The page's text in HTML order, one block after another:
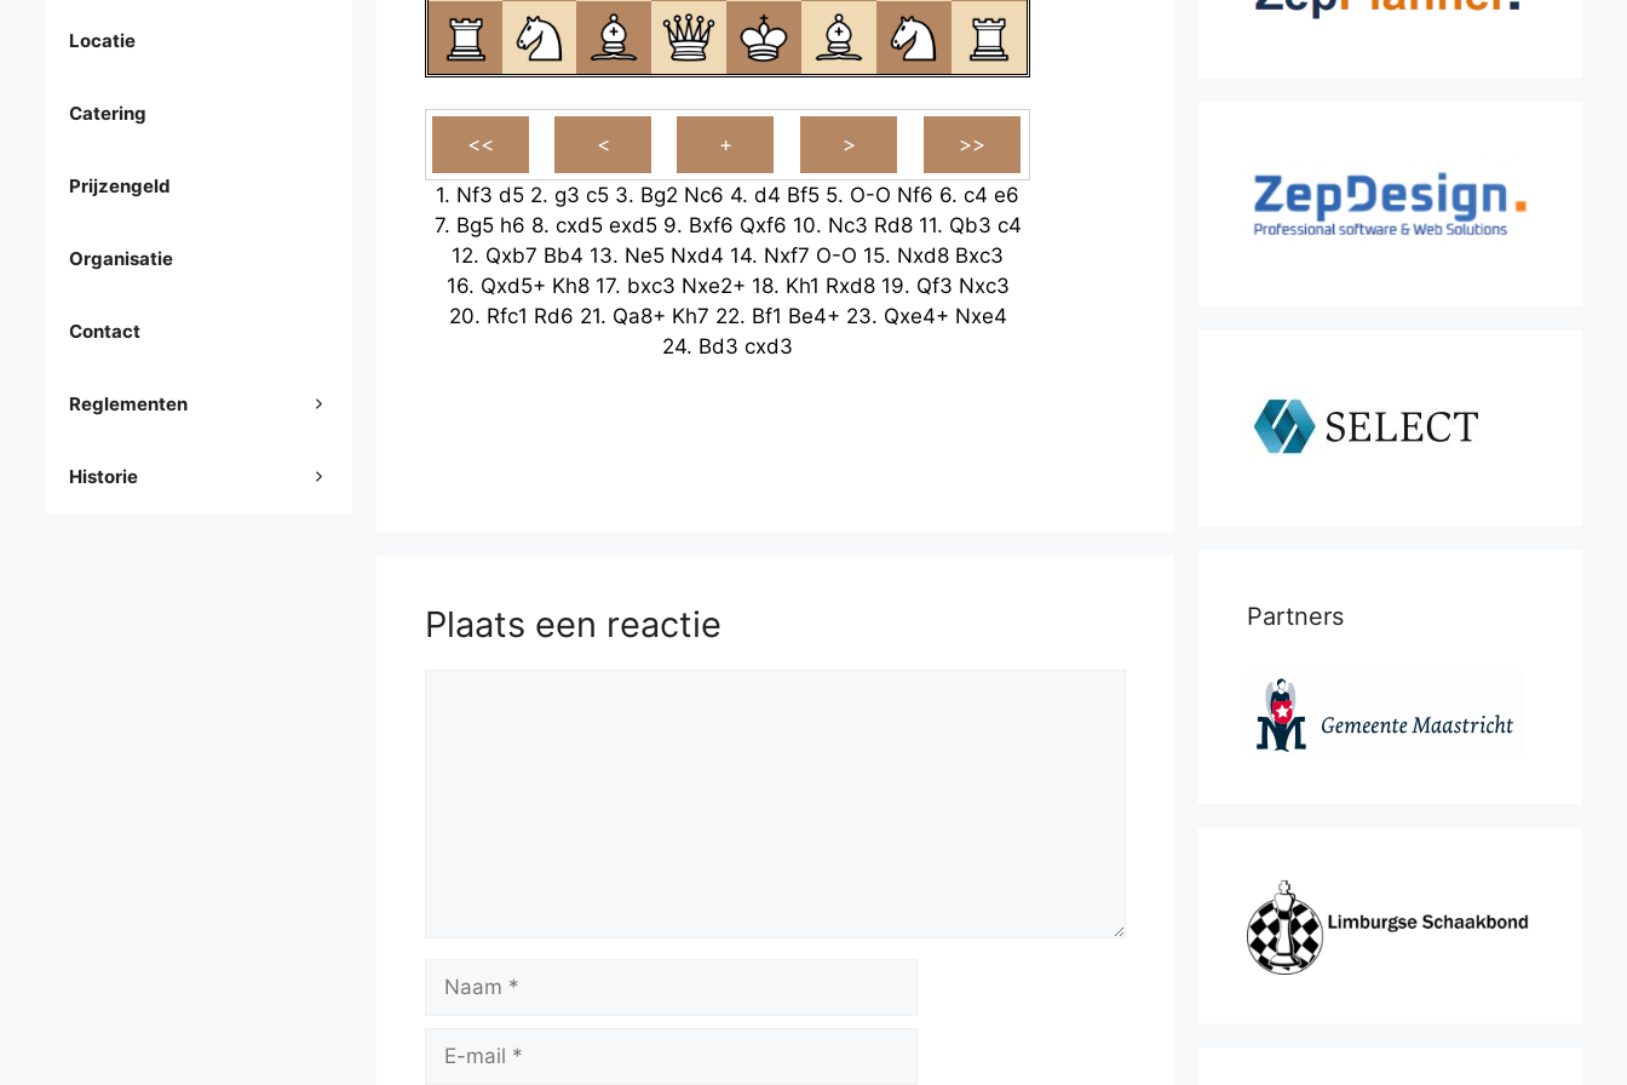
1. Nf3 d5 2. g3 c5 3. Bg2 Nc6 4. d4 Bf5 5. O-O Nf6 6. c4 e6
7. Bg5 h6 8. cxd5 exd5 9. Bxf6 Qxf6 10. Nc3 Rd8 11. Qb3 c4
12. Qxb7 Bb4 13. Ne5 Nxd4 14. Nxf7 O-O 15. Nxd8 Bxc3
16. Qxd5+ Kh8 17. bxc3 Nxe2+ 18. Kh1 Rxd8 19. Qf3 Nxc3
20. Rfc1 Rd6 21. Qa8+ Kh7 22. Bf1 Be4+ 23. Qxe4+ Nxe4
24. Bd3 cxd3
Plaats een reactie
mail
Locatie
Catering
Prijzengeld
Organisatie
Contact
Reglementen
Historie
Partners